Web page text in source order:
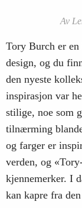
Av
Tory Burch er
design, og du
den nyeste
inspirasjon var
stilige, noe som
tilnærming
og farger er
verden, og
kjennemerker. I
kan kapre fra